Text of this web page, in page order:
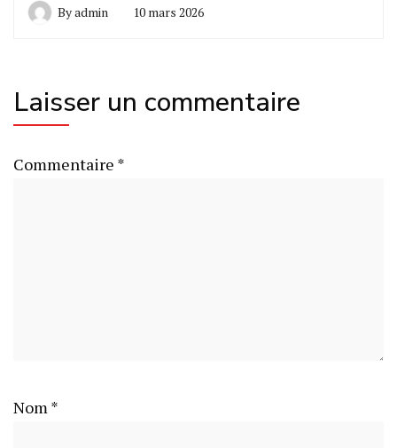
Byadmin 10 mars 2026
Laisser un commentaire
Commentaire *
Nom *